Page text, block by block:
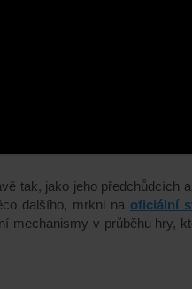
tak, jako jeho předchůdcích
dalšího, mrkni na oficiální
mechanismy v průběhu hry,